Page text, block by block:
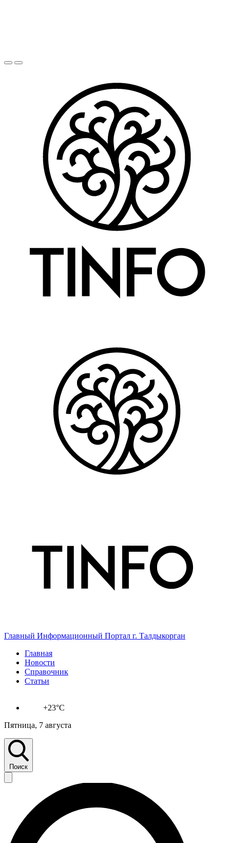
Главный Информационный Портал г. Талдыкорган
Главная
Новости
Справочник
Статьи
+23°C
Пятница, 7 августа
Поиск